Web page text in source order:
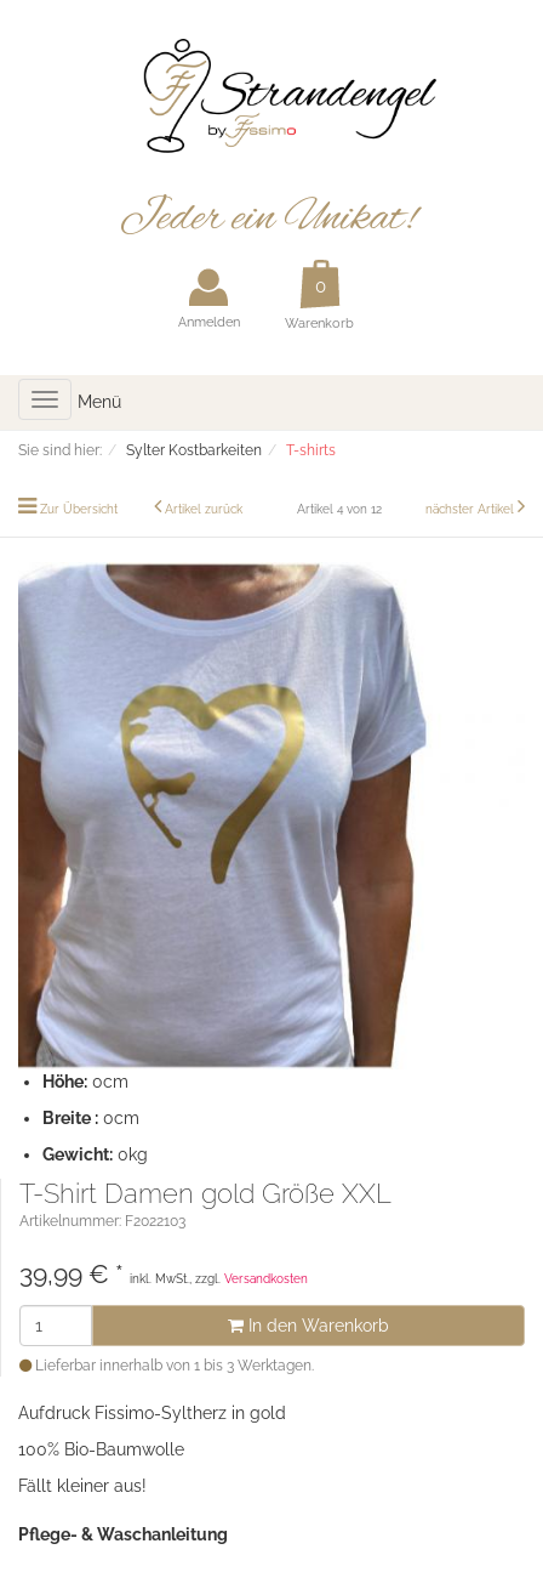
Anmelden Warenkorb
Toggle
navigation
Menü
Sie sind hier: Sylter Kostbarkeiten T-shirts
Zur Übersicht Artikel zurück Artikel 4 von 12 nächster Artikel
Höhe: 0cm
Breite : 0cm
Gewicht: 0kg
T-Shirt Damen gold Größe XXL
Artikelnummer: F2022103
39,99 € * inkl. MwSt., zzgl. Versandkosten
In den Warenkorb
Lieferbar innerhalb von 1 bis 3 Werktagen.
Aufdruck Fissimo-Syltherz in gold
100% Bio-Baumwolle
Fällt kleiner aus!
Pflege- & Waschanleitung